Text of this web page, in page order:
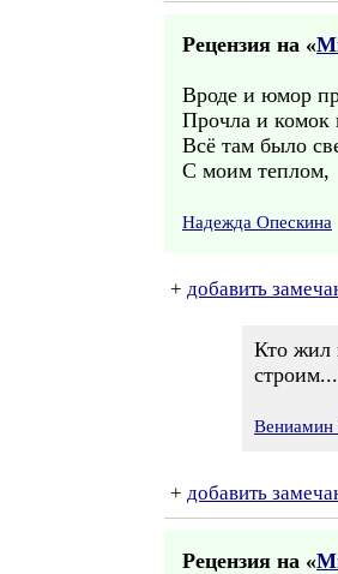
Рецензия на «
Вроде и юмор
Прочла и
Всё там было
С моим теплом,
Надежда Опескина
+ добавить
Кто жил
+ добавить
Рецензия на «